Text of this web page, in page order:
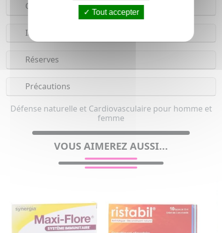
Composition
Indications
Réserves
Précautions
Défense naturelle et Cardiovasculaire pour homme et
femme
VOUS AIMEREZ AUSSI...
Tout accepter